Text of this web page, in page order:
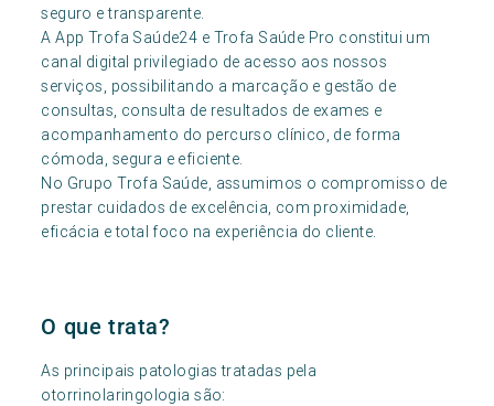
seguro e transparente.
A App Trofa Saúde24 e Trofa Saúde Pro constitui um
canal digital privilegiado de acesso aos nossos
serviços, possibilitando a marcação e gestão de
consultas, consulta de resultados de exames e
acompanhamento do percurso clínico, de forma
cómoda, segura e eficiente.
No Grupo Trofa Saúde, assumimos o compromisso de
prestar cuidados de excelência, com proximidade,
eficácia e total foco na experiência do cliente.
O que trata?
As principais patologias tratadas pela
otorrinolaringologia são: